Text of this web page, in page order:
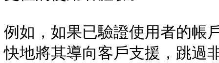
例如，如果已驗證使用者的帳
快地將其導向客戶支援，跳